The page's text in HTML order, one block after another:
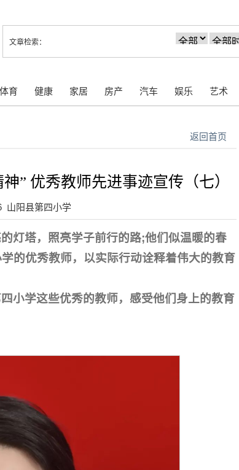
文章检索：
体育 健康 家居 房产 汽车 娱乐 艺术
返回首页
” 优秀教师先进事迹宣传（七）
山阳县第四小学
灯塔，照亮学子前行的路;他们似温暖的春
的优秀教师，以实际行动诠释着伟大的教育
小学这些优秀的教师，感受他们身上的教育